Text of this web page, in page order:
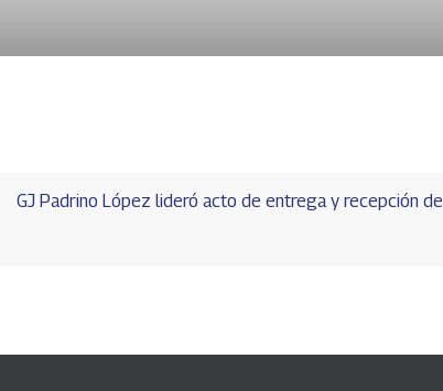
GJ Padrino López lideró acto de entrega y recepción